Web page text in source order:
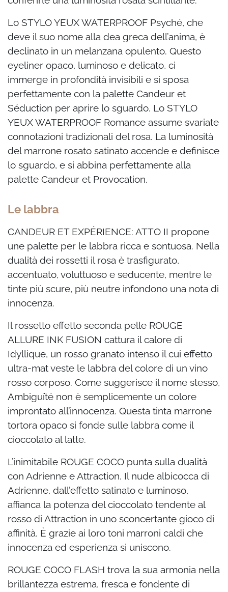
Lo STYLO YEUX WATERPROOF Psyché, che
deve il suo nome alla dea greca dell’anima, è
declinato in un melanzana opulento. Questo
eyeliner opaco, luminoso e delicato, ci
immerge in profondità invisibili e si sposa
perfettamente con la palette Candeur et
Séduction per aprire lo sguardo. Lo STYLO
YEUX WATERPROOF Romance assume svariate
connotazioni tradizionali del rosa. La luminosità
del marrone rosato satinato accende e definisce
lo sguardo, e si abbina perfettamente alla
palette Candeur et Provocation.
Le labbra
CANDEUR ET EXPÉRIENCE: ATTO II propone
une palette per le labbra ricca e sontuosa. Nella
dualità dei rossetti il rosa è trasfigurato,
accentuato, voluttuoso e seducente, mentre le
tinte più scure, più neutre infondono una nota di
innocenza.
Il rossetto effetto seconda pelle ROUGE
ALLURE INK FUSION cattura il calore di
Idyllique, un rosso granato intenso il cui effetto
ultra-mat veste le labbra del colore di un vino
rosso corposo. Come suggerisce il nome stesso,
Ambiguïté non è semplicemente un colore
improntato all’innocenza. Questa tinta marrone
tortora opaco si fonde sulle labbra come il
cioccolato al latte.
L’inimitabile ROUGE COCO punta sulla dualità
con Adrienne e Attraction. Il nude albicocca di
Adrienne, dall’effetto satinato e luminoso,
affianca la potenza del cioccolato tendente al
rosso di Attraction in uno sconcertante gioco di
affinità. È grazie ai loro toni marroni caldi che
innocenza ed esperienza si uniscono.
ROUGE COCO FLASH trova la sua armonia nella
brillantezza estrema, fresca e fondente di